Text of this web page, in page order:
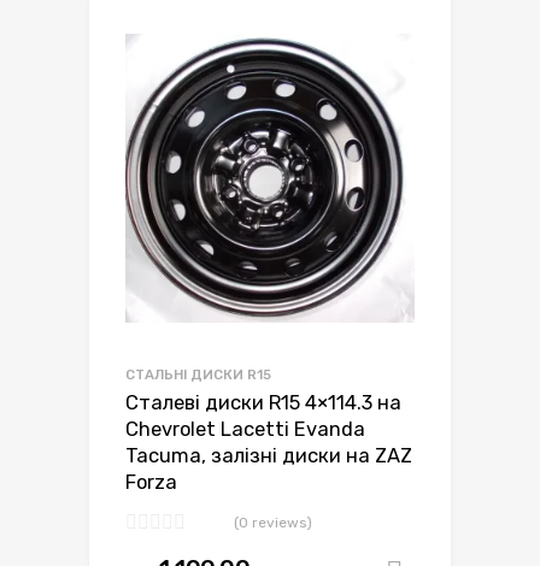
СТАЛЬНІ ДИСКИ R15
Сталеві диски R15 4×114.3 на
Chevrolet Lacetti Evanda
Tacuma, залізні диски на ZAZ
Forza
(0 reviews)